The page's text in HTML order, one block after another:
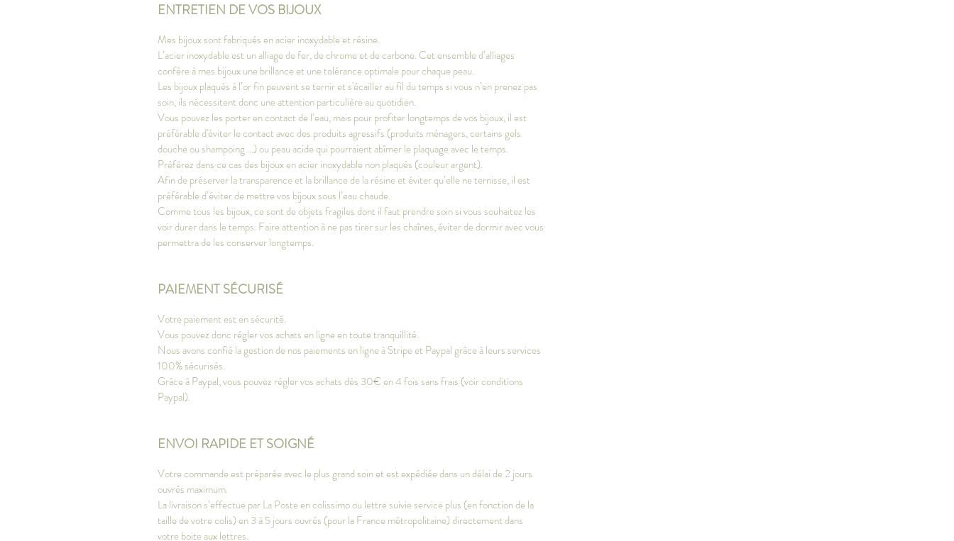
ENTRETIEN DE VOS BIJOUX
Mes bijoux sont fabriqués en acier inoxydable et résine.
L’acier inoxydable est un alliage de fer, de chrome et de carbone. Cet ensemble d’alliages
confère à mes bijoux une brillance et une tolérance optimale pour chaque peau.
Les bijoux plaqués à l’or fin peuvent se ternir et s'écailler au fil du temps si vous n’en prenez pas
soin, ils nécessitent donc une attention particulière au quotidien.
Vous pouvez les porter en contact de l’eau, mais pour profiter longtemps de vos bijoux, il est
préférable d'éviter le contact avec des produits agressifs (produits ménagers, certains gels
douche ou shampoing ...) ou peau acide qui pourraient abîmer le plaquage avec le temps.
Préférez dans ce cas des bijoux en acier inoxydable non plaqués (couleur argent).
Afin de préserver la transparence et la brillance de la résine et éviter qu’elle ne ternisse, il est
préférable d’éviter de mettre vos bijoux sous l’eau chaude.
Comme tous les bijoux, ce sont de objets fragiles dont il faut prendre soin si vous souhaitez les
voir durer dans le temps. Faire attention à ne pas tirer sur les chaînes, éviter de dormir avec vous
permettra de les conserver longtemps.
PAIEMENT SÉCURISÉ
Votre paiement est en sécurité.
Vous pouvez donc régler vos achats en ligne en toute tranquillité.
Nous avons confié la gestion de nos paiements en ligne à Stripe et Paypal grâce à leurs services
100% sécurisés.
Grâce à Paypal, vous pouvez régler vos achats dès 30€ en 4 fois sans frais (voir conditions
Paypal).
ENVOI RAPIDE ET SOIGNÉ
Votre commande est préparée avec le plus grand soin et est expédiée dans un délai de 2 jours
ouvrés maximum.
La livraison s’effectue par La Poste en colissimo ou lettre suivie service plus (en fonction de la
taille de votre colis) en 3 à 5 jours ouvrés (pour la France métropolitaine) directement dans
votre boite aux lettres.